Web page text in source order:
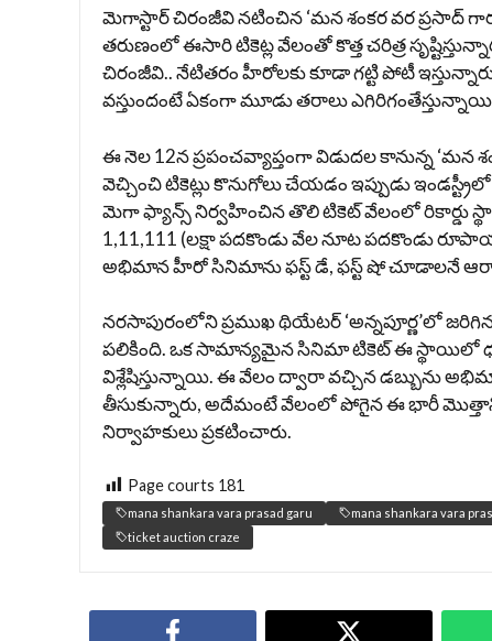
మెగాస్టార్ చిరంజీవి నటించిన ‘మన శంకర వర ప్రసాద్
తరుణంలో ఈసారి టికెట్ల వేలంతో కొత్త చరిత్ర
చిరంజీవి.. నేటితరం హీరోలకు కూడా గట్టి పోటీ
వస్తుందంటే ఏకంగా మూడు తరాలు
ఈ నెల 12న ప్రపంచవ్యాప్తంగా విడుదల కానున్న ‘మన
వెచ్చించి టికెట్లు కొనుగోలు చేయడం ఇప్పుడు
మెగా ఫ్యాన్స్ నిర్వహించిన తొలి టికెట్ వేలంలో రికార్డు
1,11,111 (లక్షా పదకొండు వేల నూట పదకొండు
అభిమాన హీరో సినిమాను ఫస్ట్ డే, ఫస్ట్ షో చూడాలనే
నరసాపురంలోని ప్రముఖ థియేటర్ ‘అన్నపూర్ణ’లో
పలికింది. ఒక సామాన్యమైన సినిమా టికెట్ ఈ స్థాయిలో ధర
విశ్లేషిస్తున్నాయి. ఈ వేలం ద్వారా వచ్చిన డబ్బును
తీసుకున్నారు, అదేమంటే వేలంలో పోగైన ఈ భారీ మొత్తాన్ని
నిర్వాహకులు ప్రకటించారు.
Page courts 181
mana shankara vara prasad garu mana shankara vara
ticket auction craze